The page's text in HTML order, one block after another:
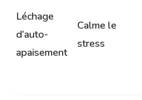
Léchage
d’auto-
apaisement
Calme le
stress